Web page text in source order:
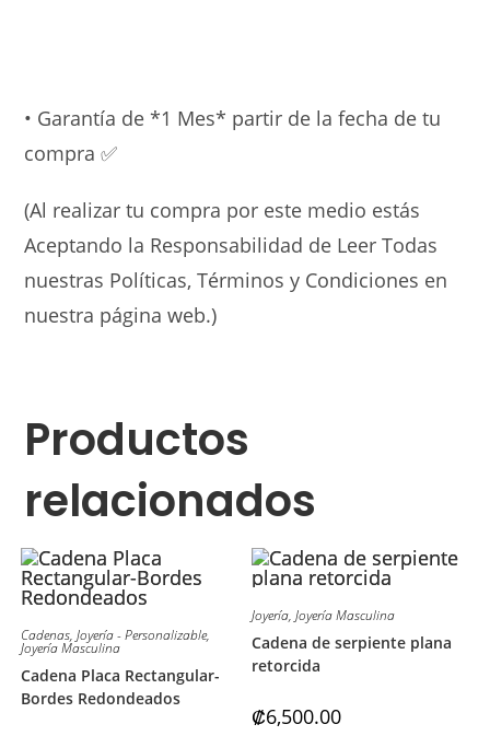
• Garantía de *1 Mes* partir de la fecha de tu
compra ✅
(Al realizar tu compra por este medio estás
Aceptando la Responsabilidad de Leer Todas
nuestras Políticas, Términos y Condiciones en
nuestra página web.)
Productos
relacionados
Cadenas, Joyería - Personalizable,
Joyería Masculina
Cadena Placa Rectangular-
Bordes Redondeados
Joyería,Joyería Masculina
Cadena de serpiente plana
retorcida
₡6,500.00